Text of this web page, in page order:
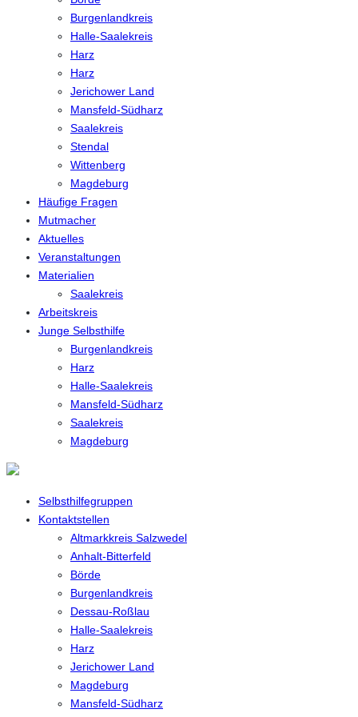
Burgenlandkreis
Halle-Saalekreis
Harz
Harz
Jerichower Land
Mansfeld-Südharz
Saalekreis
Stendal
Wittenberg
Magdeburg
Häufige Fragen
Mutmacher
Aktuelles
Veranstaltungen
Materialien
Saalekreis
Arbeitskreis
Junge Selbsthilfe
Burgenlandkreis
Harz
Halle-Saalekreis
Mansfeld-Südharz
Saalekreis
Magdeburg
Selbsthilfegruppen
Kontaktstellen
Altmarkkreis Salzwedel
Anhalt-Bitterfeld
Börde
Burgenlandkreis
Dessau-Roßlau
Halle-Saalekreis
Harz
Jerichower Land
Magdeburg
Mansfeld-Südharz